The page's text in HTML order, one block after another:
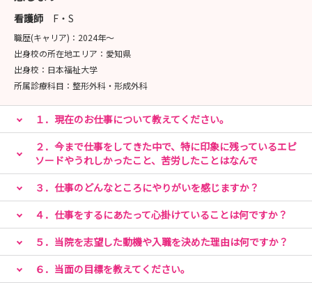
〒395-8502 長野県飯田市八幡町438
飯田市立病院 事務局
庶務課 人事係
TEL 0265-21-1255
Mail jinji@imh.jp
看護師 F・S
職歴(キャリア)： 2024年〜
出身校の所在地エリア： 愛知県
出身校： 日本福祉大学
所属診療科目： 整形外科・形成外科
１．現在のお仕事について教えてください。
２．今まで仕事をしてきた中で、特に印象に残っているエピ
ソードやうれしかったこと、苦労したことはなんで
３．仕事のどんなところにやりがいを感じますか？
４．仕事をするにあたって心掛けていることは何ですか？
５．当院を志望した動機や入職を決めた理由は何ですか？
６．当面の目標を教えてください。